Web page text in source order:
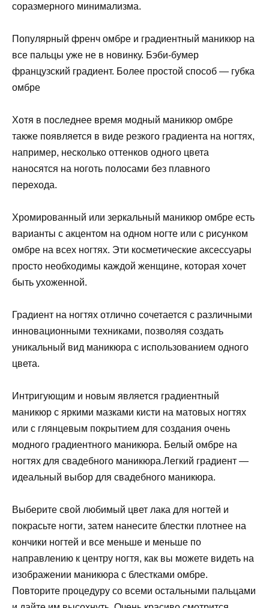
соразмерного минимализма.
Популярный френч омбре и градиентный маникюр на
все пальцы уже не в новинку. Бэби-бумер
французский градиент. Более простой способ — губка
омбре
Хотя в последнее время модный маникюр омбре
также появляется в виде резкого градиента на ногтях,
например, несколько оттенков одного цвета
наносятся на ноготь полосами без плавного
перехода.
Хромированный или зеркальный маникюр омбре есть
варианты с акцентом на одном ногте или с рисунком
омбре на всех ногтях. Эти косметические аксессуары
просто необходимы каждой женщине, которая хочет
быть ухоженной.
Градиент на ногтях отлично сочетается с различными
инновационными техниками, позволяя создать
уникальный вид маникюра с использованием одного
цвета.
Интригующим и новым является градиентный
маникюр с яркими мазками кисти на матовых ногтях
или с глянцевым покрытием для создания очень
модного градиентного маникюра. Белый омбре на
ногтях для свадебного маникюра.Легкий градиент —
идеальный выбор для свадебного маникюра.
Выберите свой любимый цвет лака для ногтей и
покрасьте ногти, затем нанесите блестки плотнее на
кончики ногтей и все меньше и меньше по
направлению к центру ногтя, как вы можете видеть на
изображении маникюра с блестками омбре.
Повторите процедуру со всеми остальными пальцами